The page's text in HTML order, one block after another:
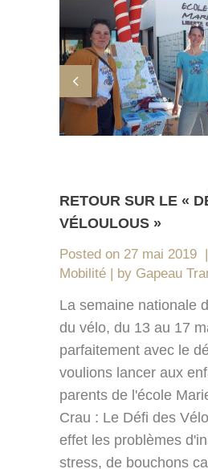
RETOUR SUR LE «
VÉLOULOUS »
Posted on 27 mai 2019
Mobilité
by Gapeau
La semaine nationale
du vélo, du 13 au 17
parfaitement avec le
voulions lancer aux
parents de l'école
Crau : Le Défi des
effet les problèmes
stress, de bouchons